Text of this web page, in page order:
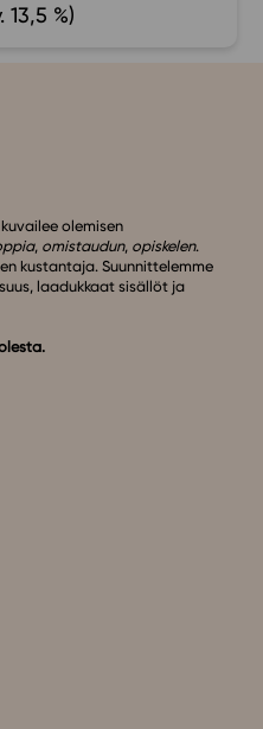
%)
olemisen
, omistaudun, opiskelen.
kustantaja. Suunnittelemme
laadukkaat sisällöt ja